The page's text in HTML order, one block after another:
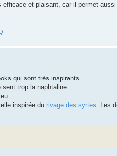
et plaisant, car il permet aussi
qui sont très inspirants.
sent trop la naphtaline
inspirée du rivage des syrtes . Les